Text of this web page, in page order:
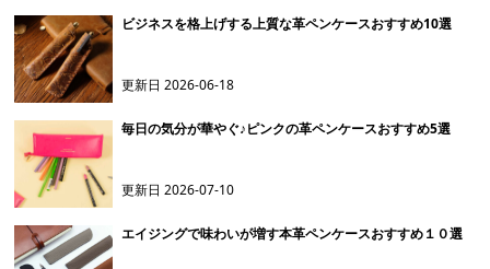
ビジネスを格上げする上質な革ペンケースおすすめ10選
更新日2026-06-18
毎日の気分が華やぐ♪ピンクの革ペンケースおすすめ5選
更新日2026-07-10
エイジングで味わいが増す本革ペンケースおすすめ１０選